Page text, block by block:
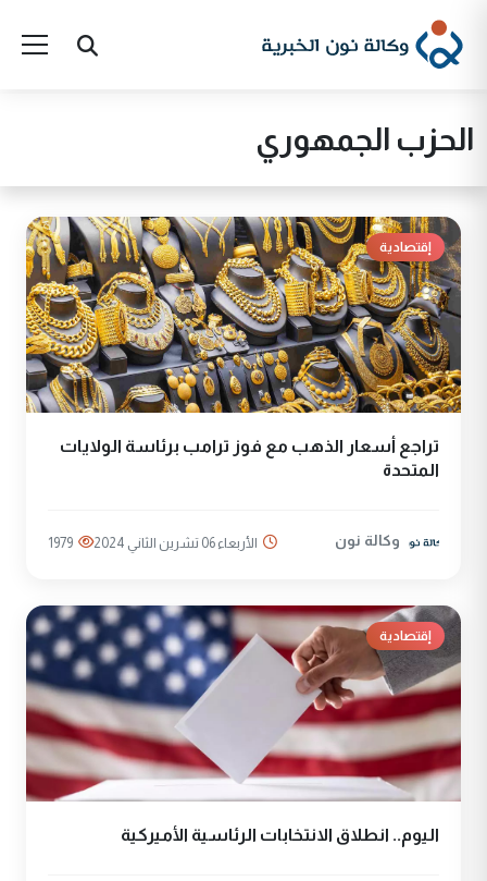
الحزب الجمهوري
إقتصادية
تراجع أسعار الذهب مع فوز ترامب برئاسة الولايات
المتحدة
وكالة نون الأربعاء 06 تشرين الثاني 2024 1979
إقتصادية
اليوم.. انطلاق الانتخابات الرئاسية الأميركية